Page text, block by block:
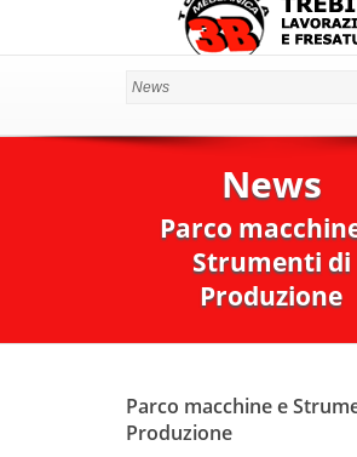
News
Parco
Strumenti di
Produzione
Parco macchine e
Produzione